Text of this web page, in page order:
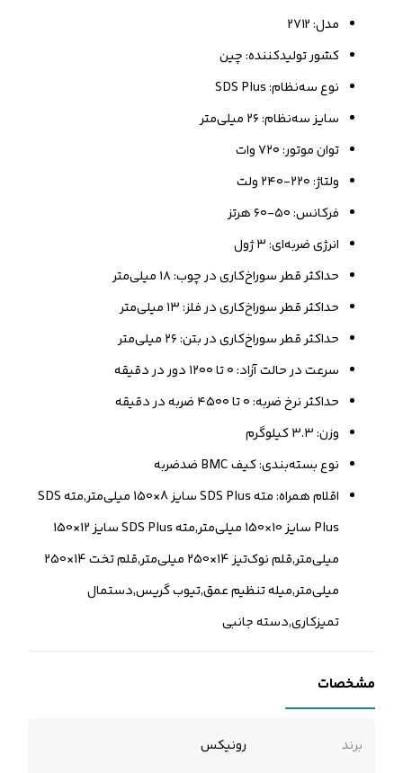
مدل: 2712
کشور تولیدکننده: چین
نوع سه‌نظام: SDS Plus
سایز سه‌نظام: ۲۶ میلی‌متر
توان موتور: ۷۲۰ وات
ولتاژ: ۲۲۰-۲۴۰ ولت
فرکانس: ۵۰-۶۰ هرتز
انرژی ضربه‌ای: ۳ ژول
حداکثر قطر سوراخ‌کاری‌ در چوب: ۱۸ میلی‌متر
حداکثر قطر سوراخ‌کاری‌ در فلز: ۱۳ میلی‌متر
حداکثر قطر سوراخ‌کاری‌ در بتن: ۲۶ میلی‌متر
سرعت در حالت آزاد: ۰ تا ۱۲۰۰ دور در دقیقه
حداکثر نرخ ضربه: ۰ تا ۴۵۰۰ ضربه در دقیقه
وزن: ۳.۳ کیلوگرم
نوع بسته‌بندی: کیف BMC ضدضربه
اقلام همراه: مته SDS Plus سایز 8×150 میلی‌متر,مته SDS
Plus سایز 10×150 میلی‌متر,مته SDS Plus سایز 12×150
میلی‌متر,قلم نوک‌تیز 14×250 میلی‌متر,قلم تخت 14×250
میلی‌متر,میله تنظیم عمق,تیوب گریس,دستمال
تمیزکاری,دسته جانبی
مشخصات
برند رونیکس